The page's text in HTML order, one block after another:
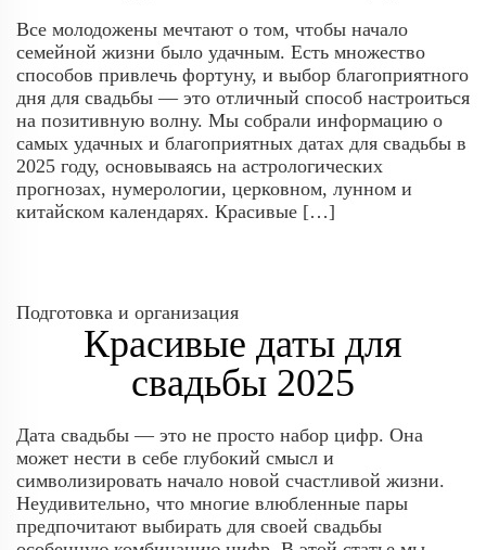
Все молодожены мечтают о том, чтобы начало
семейной жизни было удачным. Есть множество
способов привлечь фортуну, и выбор благоприятного
дня для свадьбы — это отличный способ настроиться
на позитивную волну. Мы собрали информацию о
самых удачных и благоприятных датах для свадьбы в
2025 году, основываясь на астрологических
прогнозах, нумерологии, церковном, лунном и
китайском календарях. Красивые […]
Подготовка и организация
Красивые даты для
свадьбы 2025
Дата свадьбы — это не просто набор цифр. Она
может нести в себе глубокий смысл и
символизировать начало новой счастливой жизни.
Неудивительно, что многие влюбленные пары
предпочитают выбирать для своей свадьбы